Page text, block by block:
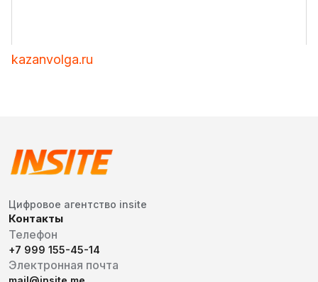
kazanvolga.ru
Цифровое агентство insite
Контакты
Телефон
+7 999 155-45-14
Электронная почта